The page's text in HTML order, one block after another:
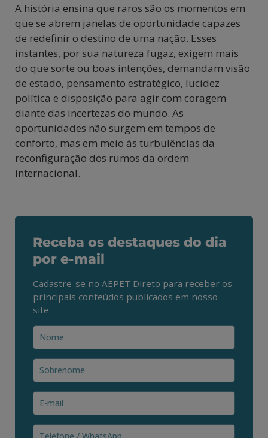
A história ensina que raros são os momentos em
que se abrem janelas de oportunidade capazes
de redefinir o destino de uma nação. Esses
instantes, por sua natureza fugaz, exigem mais
do que sorte ou boas intenções, demandam visão
de estado, pensamento estratégico, lucidez
política e disposição para agir com coragem
diante das incertezas do mundo. As
oportunidades não surgem em tempos de
conforto, mas em meio às turbulências da
reconfiguração dos rumos da ordem
internacional.
Receba os destaques do dia
por e-mail
Cadastre-se no AEPET Direto para receber os
principais conteúdos publicados em nosso
site.